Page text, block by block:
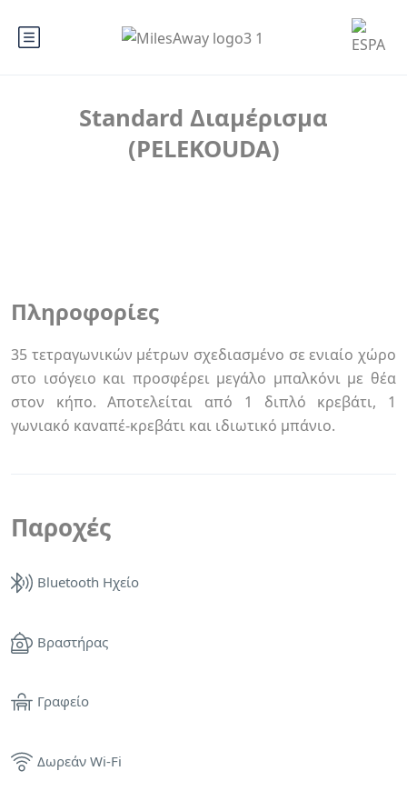
Standard Διαμέρισμα
(PELEKOUDA)
Πληροφορίες
35 τετραγωνικών μέτρων σχεδιασμένο σε ενιαίο χώρο
στο ισόγειο και προσφέρει μεγάλο μπαλκόνι με θέα
στον κήπο. Αποτελείται από 1 διπλό κρεβάτι, 1
γωνιακό καναπέ-κρεβάτι και ιδιωτικό μπάνιο.
Παροχές
Bluetooth Ηχείο
Βραστήρας
Γραφείο
Δωρεάν Wi-Fi